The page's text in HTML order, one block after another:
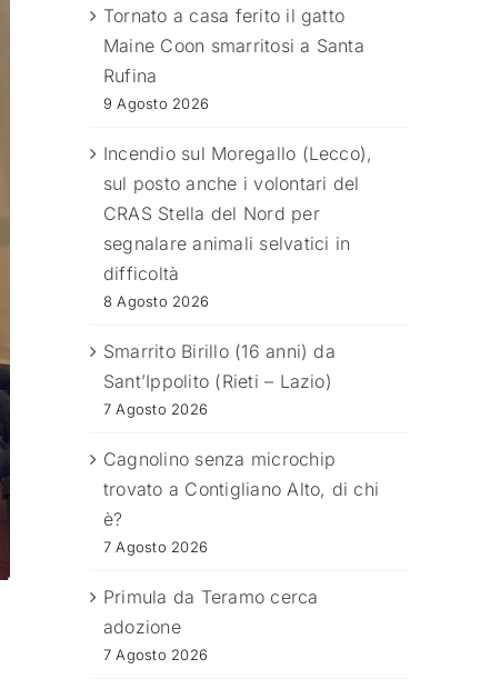
Tornato a casa ferito il gatto
Maine Coon smarritosi a Santa
Rufina
9 Agosto 2026
Incendio sul Moregallo (Lecco),
sul posto anche i volontari del
CRAS Stella del Nord per
segnalare animali selvatici in
difficoltà
8 Agosto 2026
Smarrito Birillo (16 anni) da
Sant’Ippolito (Rieti – Lazio)
7 Agosto 2026
Cagnolino senza microchip
trovato a Contigliano Alto, di chi
è?
7 Agosto 2026
Primula da Teramo cerca
adozione
7 Agosto 2026